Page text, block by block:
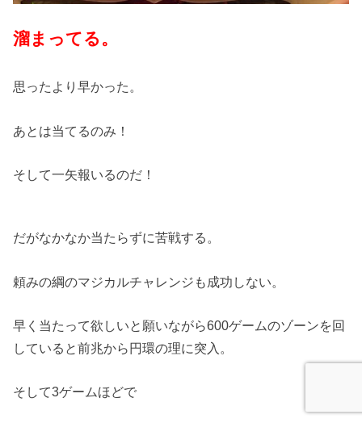
溜まってる。
思ったより早かった。
あとは当てるのみ！
そして一矢報いるのだ！
だがなかなか当たらずに苦戦する。
頼みの綱のマジカルチャレンジも成功しない。
早く当たって欲しいと願いながら600ゲームのゾーンを回
していると前兆から円環の理に突入。
そして3ゲームほどで